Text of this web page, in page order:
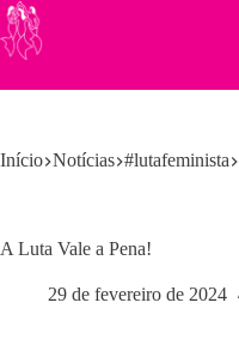
Pular
para
o
Início Notícias #lutafeminista
A Luta Vale a Pena!
29 de fevereiro de 2024